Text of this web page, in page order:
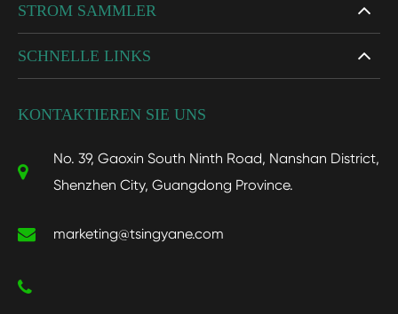
STROM SAMMLER
SCHNELLE LINKS
KONTAKTIEREN SIE UNS
No. 39, Gaoxin South Ninth Road, Nanshan District,
Shenzhen City, Guangdong Province.
marketing@tsingyane.com